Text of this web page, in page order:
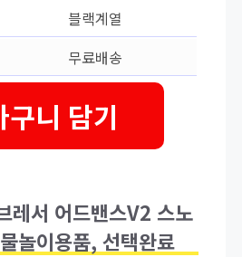
블랙계열
무료배송
구니 담기
레서 어드밴스V2 스노
놀이용품, 선택완료